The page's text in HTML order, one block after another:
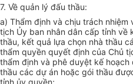
7. Về quản lý đấu thầu:
a) Thẩm định và chịu trách
tịch Ủy ban nhân dân cấp tỉnh về
thầu, kết quả lựa chọn nhà thầu
thẩm quyền quyết định của Chủ
thẩm định và phê duyệt kế
thầu các dự án hoặc gói thầu
tỉnh ủy quyền;